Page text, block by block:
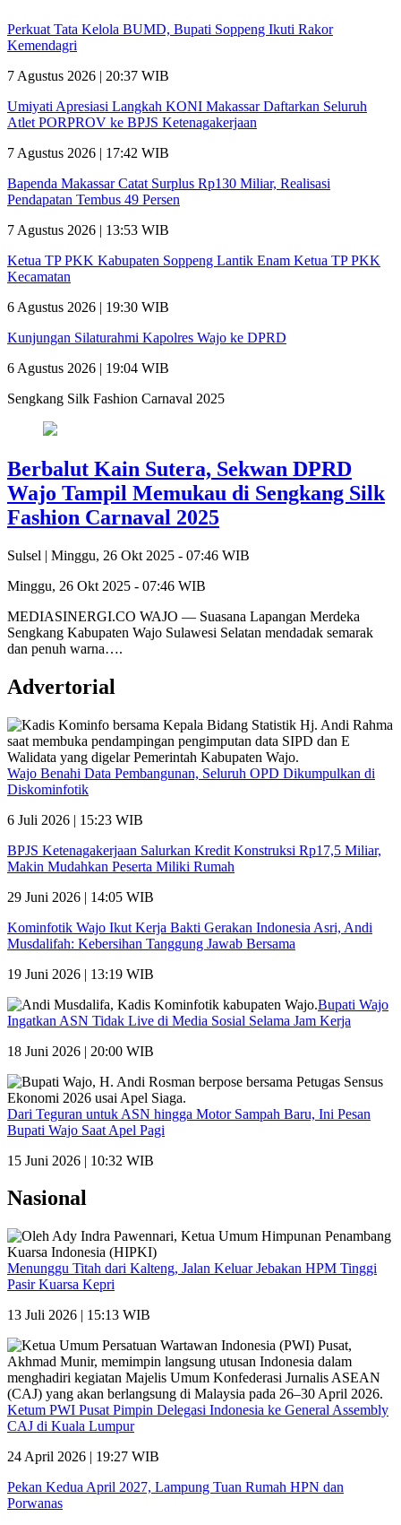
Perkuat Tata Kelola BUMD, Bupati Soppeng Ikuti Rakor
Kemendagri
7 Agustus 2026 | 20:37 WIB
Umiyati Apresiasi Langkah KONI Makassar Daftarkan Seluruh
Atlet PORPROV ke BPJS Ketenagakerjaan
7 Agustus 2026 | 17:42 WIB
Bapenda Makassar Catat Surplus Rp130 Miliar, Realisasi
Pendapatan Tembus 49 Persen
7 Agustus 2026 | 13:53 WIB
Ketua TP PKK Kabupaten Soppeng Lantik Enam Ketua TP PKK
Kecamatan
6 Agustus 2026 | 19:30 WIB
Kunjungan Silaturahmi Kapolres Wajo ke DPRD
6 Agustus 2026 | 19:04 WIB
Sengkang Silk Fashion Carnaval 2025
Berbalut Kain Sutera, Sekwan DPRD
Wajo Tampil Memukau di Sengkang Silk
Fashion Carnaval 2025
Sulsel | Minggu, 26 Okt 2025 - 07:46 WIB
Minggu, 26 Okt 2025 - 07:46 WIB
MEDIASINERGI.CO WAJO — Suasana Lapangan Merdeka
Sengkang Kabupaten Wajo Sulawesi Selatan mendadak semarak
dan penuh warna….
Advertorial
Wajo Benahi Data Pembangunan, Seluruh OPD Dikumpulkan di
Diskominfotik
6 Juli 2026 | 15:23 WIB
BPJS Ketenagakerjaan Salurkan Kredit Konstruksi Rp17,5 Miliar,
Makin Mudahkan Peserta Miliki Rumah
29 Juni 2026 | 14:05 WIB
Kominfotik Wajo Ikut Kerja Bakti Gerakan Indonesia Asri, Andi
Musdalifah: Kebersihan Tanggung Jawab Bersama
19 Juni 2026 | 13:19 WIB
Bupati Wajo
Ingatkan ASN Tidak Live di Media Sosial Selama Jam Kerja
18 Juni 2026 | 20:00 WIB
Dari Teguran untuk ASN hingga Motor Sampah Baru, Ini Pesan
Bupati Wajo Saat Apel Pagi
15 Juni 2026 | 10:32 WIB
Nasional
Menunggu Titah dari Kalteng, Jalan Keluar Jebakan HPM Tinggi
Pasir Kuarsa Kepri
13 Juli 2026 | 15:13 WIB
Ketum PWI Pusat Pimpin Delegasi Indonesia ke General Assembly
CAJ di Kuala Lumpur
24 April 2026 | 19:27 WIB
Pekan Kedua April 2027, Lampung Tuan Rumah HPN dan
Porwanas